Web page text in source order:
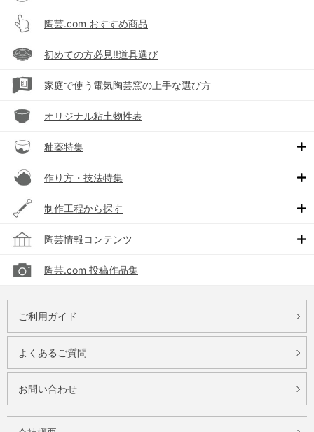
陶芸.com おすすめ商品
初めての方必見!!道具選び
家庭で使う電気陶芸窯の上手な選び方
オリジナル粘土物性表
釉薬特集
作り方・技法特集
制作工程から探す
陶芸情報コンテンツ
陶芸.com 投稿作品集
ご利用ガイド
よくあるご質問
お問い合わせ